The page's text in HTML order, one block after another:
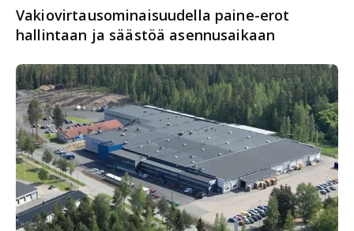
Vakiovirtausominaisuudella paine-erot
hallintaan ja säästöä asennusaikaan